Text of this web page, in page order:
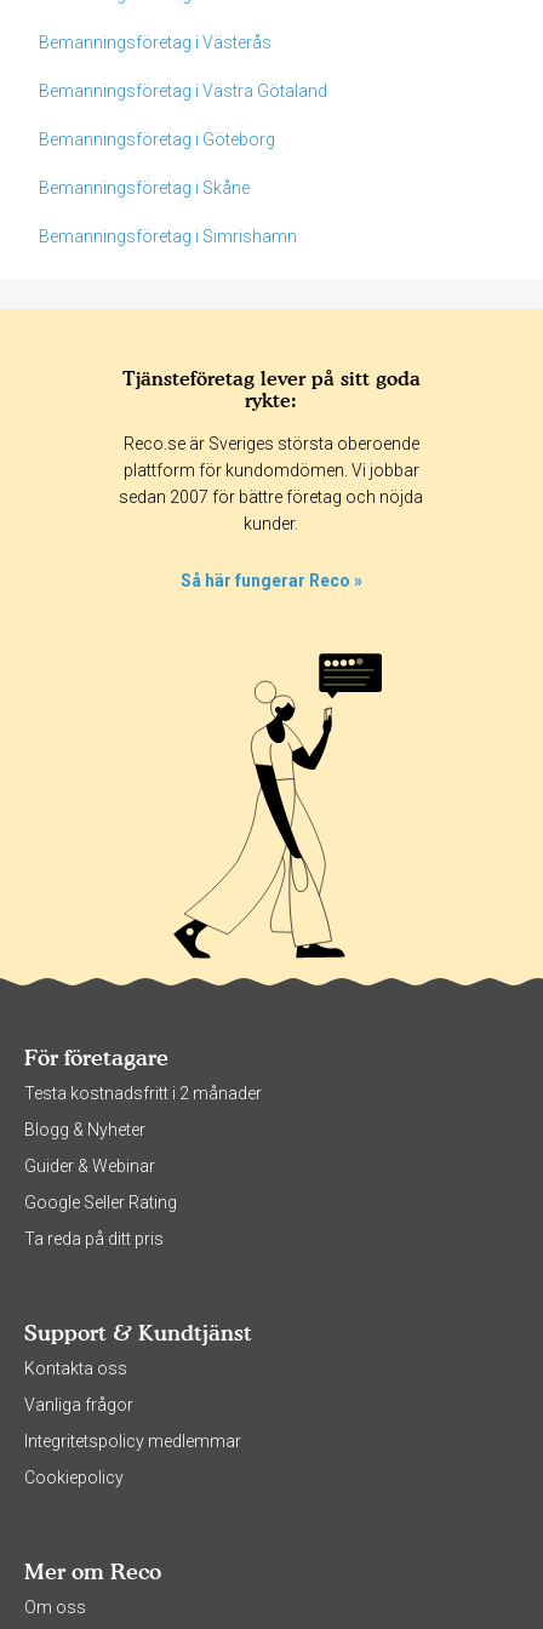
Bemanningsföretag i Västerås
Bemanningsföretag i Västra Götaland
Bemanningsföretag i Göteborg
Bemanningsföretag i Skåne
Bemanningsföretag i Simrishamn
365 dagar 90 dagar
30 dagar
Tjänsteföretag lever på sitt goda
rykte:
Reco.se är Sveriges största oberoende
plattform för kundomdömen. Vi jobbar
sedan 2007 för bättre företag och nöjda
kunder.
Så här fungerar Reco »
För företagare
Testa kostnadsfritt i 2 månader
Blogg & Nyheter
Guider & Webinar
Google Seller Rating
Ta reda på ditt pris
Support & Kundtjänst
Kontakta oss
Vanliga frågor
Integritetspolicy medlemmar
Cookiepolicy
Mer om Reco
Om oss